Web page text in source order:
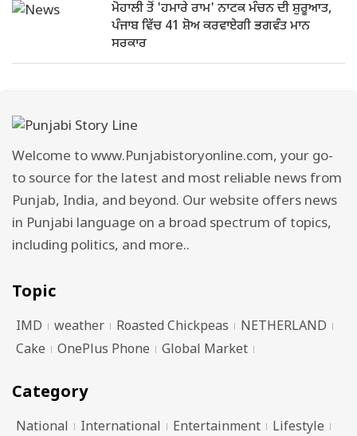
ਮੋਹਾਲੀ ਤੋਂ 'ਹਮਾਰੇ ਰਾਮ' ਨਾਟਕ ਮੰਚਨ ਦੀ ਸ਼ੁਰੂਆਤ,
ਪੰਜਾਬ ਵਿੱਚ 41 ਸ਼ੋਅ ਕਰਵਾਏਗੀ ਭਗਵੰਤ ਮਾਨ
ਸਰਕਾਰ
Welcome to www.Punjabistoryonline.com, your go-
to source for the latest and most reliable news from
Punjab, India, and beyond. Our website offers news
in Punjabi language on a broad spectrum of topics,
including politics, and more..
Topic
IMD weather Roasted Chickpeas
NETHERLAND
Cake
OnePlus Phone Global Market
Category
National International Entertainment Lifestyle